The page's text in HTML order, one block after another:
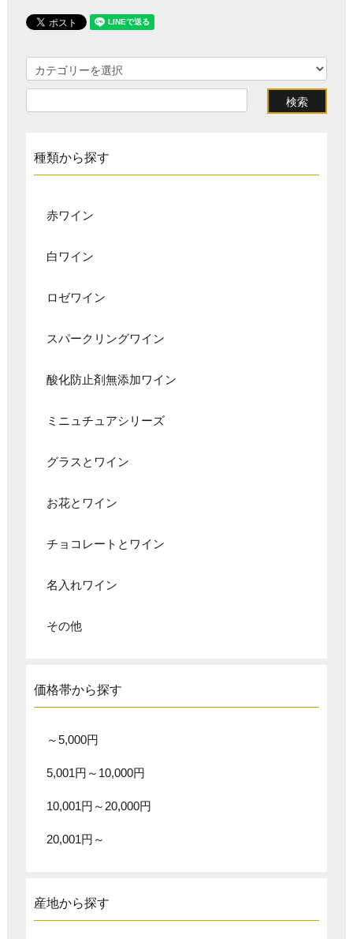
種類から探す
赤ワイン
白ワイン
ロゼワイン
スパークリングワイン
酸化防止剤無添加ワイン
ミニュチュアシリーズ
グラスとワイン
お花とワイン
チョコレートとワイン
名入れワイン
その他
価格帯から探す
～5,000円
5,001円～10,000円
10,001円～20,000円
20,001円～
産地から探す